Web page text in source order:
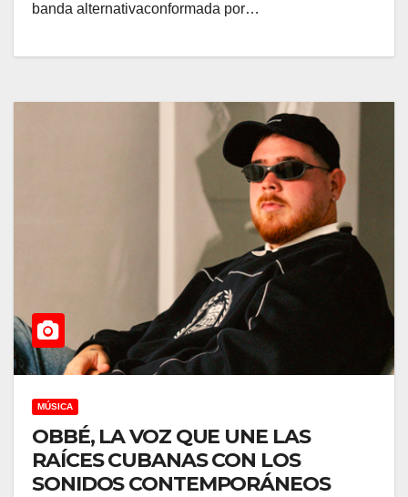
banda alternativaconformada por…
MÚSICA
OBBÉ, LA VOZ QUE UNE LAS
RAÍCES CUBANAS CON LOS
SONIDOS CONTEMPORÁNEOS